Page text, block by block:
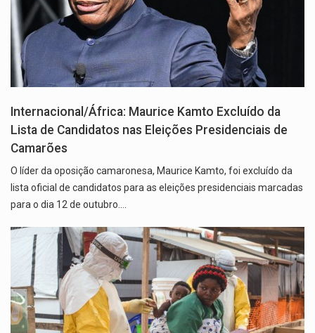
Internacional/África: Maurice Kamto Excluído da
Lista de Candidatos nas Eleições Presidenciais de
Camarões
O líder da oposição camaronesa, Maurice Kamto, foi excluído da
lista oficial de candidatos para as eleições presidenciais marcadas
para o dia 12 de outubro.…